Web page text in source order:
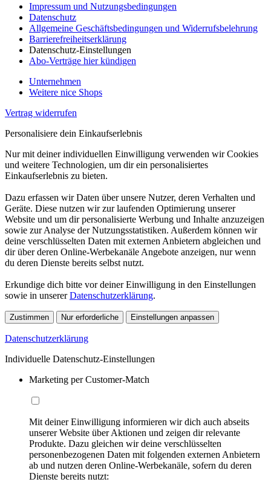
Impressum und Nutzungsbedingungen
Datenschutz
Allgemeine Geschäftsbedingungen und Widerrufsbelehrung
Barrierefreiheitserklärung
Datenschutz-Einstellungen
Abo-Verträge hier kündigen
Unternehmen
Weitere nice Shops
Vertrag widerrufen
Personalisiere dein Einkaufserlebnis
Nur mit deiner individuellen Einwilligung verwenden wir Cookies
und weitere Technologien, um dir ein personalisiertes
Einkaufserlebnis zu bieten.
Dazu erfassen wir Daten über unsere Nutzer, deren Verhalten und
Geräte. Diese nutzen wir zur laufenden Optimierung unserer
Website und um dir personalisierte Werbung und Inhalte anzuzeigen
sowie zur Analyse der Nutzungsstatistiken. Außerdem können wir
deine verschlüsselten Daten mit externen Anbietern abgleichen und
dir über deren Online-Werbekanäle Angebote anzeigen, nur wenn
du deren Dienste bereits selbst nutzt.
Erkundige dich bitte vor deiner Einwilligung in den Einstellungen
sowie in unsererDatenschutzerklärung.
Zustimmen Nur erforderliche Einstellungen anpassen
Datenschutzerklärung
Individuelle Datenschutz-Einstellungen
Marketing per Customer-Match
Mit deiner Einwilligung informieren wir dich auch abseits
unserer Website über Aktionen und zeigen dir relevante
Produkte. Dazu gleichen wir deine verschlüsselten
personenbezogenen Daten mit folgenden externen Anbietern
ab und nutzen deren Online-Werbekanäle, sofern du deren
Dienste bereits nutzt: